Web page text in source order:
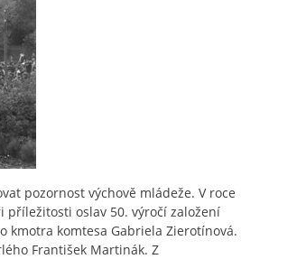
pozornost výchově mládeže. V roce
oslav 50. výročí založení
komtesa Gabriela Zierotínová.
František Martinák. Z